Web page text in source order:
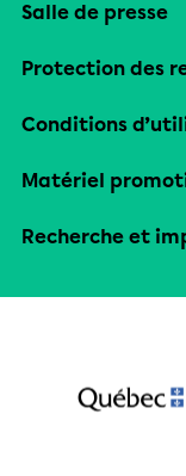
Salle de presse
Protection des
Conditions
Matériel
Recherche et